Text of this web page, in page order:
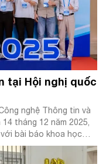
tại Hội nghị quốc
nghệ Thông tin và
tháng 12 năm 2025,
bài báo khoa học
trình. Công bố nghiên